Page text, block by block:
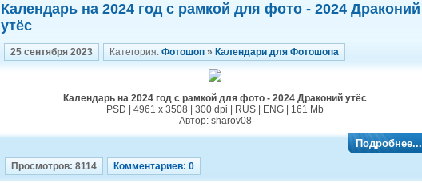
Календарь на 2024 год с рамкой для фото - 2024 Драконий
утёс
25 сентября 2023 Категория: Фотошоп » Календари для Фотошопа
Календарь на 2024 год с рамкой для фото - 2024 Драконий утёс
PSD | 4961 х 3508 | 300 dpi | RUS | ENG | 161 Mb
Автор: sharov08
Подробнее...
Просмотров: 8114 Комментариев: 0